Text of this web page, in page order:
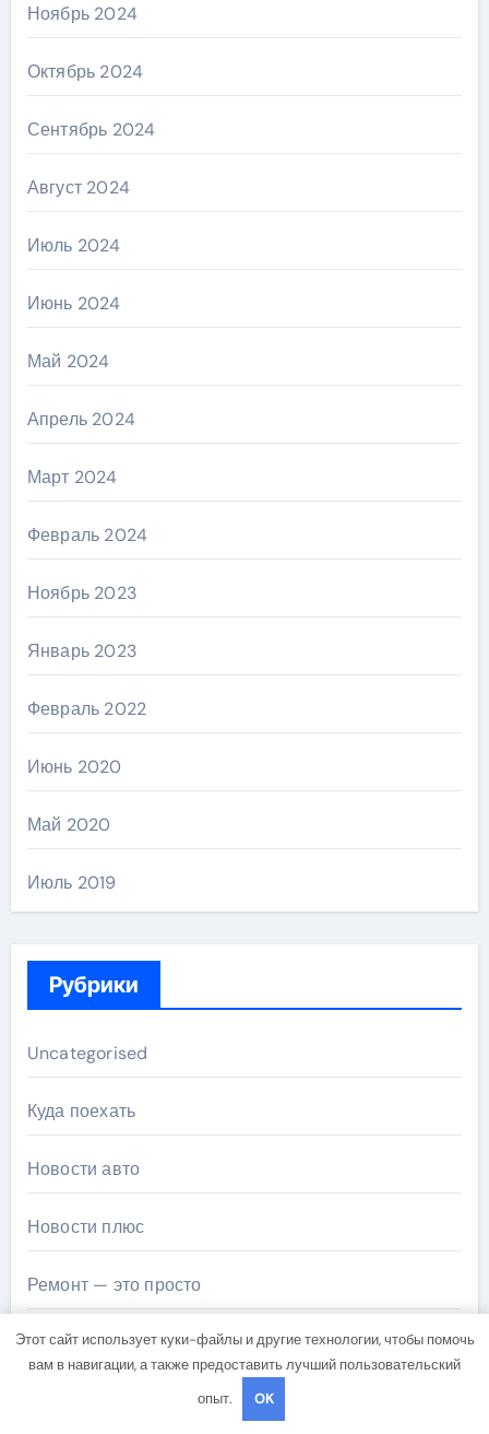
Ноябрь 2024
Октябрь 2024
Сентябрь 2024
Август 2024
Июль 2024
Июнь 2024
Май 2024
Апрель 2024
Март 2024
Февраль 2024
Ноябрь 2023
Январь 2023
Февраль 2022
Июнь 2020
Май 2020
Июль 2019
Рубрики
Uncategorised
Куда поехать
Новости авто
Новости плюс
Ремонт — это просто
Советы автомобилистам
Техобслуживание своими руками
Этот сайт использует куки-файлы и другие технологии, чтобы помочь
вам в навигации, а также предоставить лучший пользовательский
опыт.
OK